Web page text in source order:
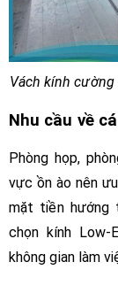
Vách kính
Nhu cầu về
Phòng họp,
vực ồn ào nên
mặt tiền hướng
chọn kính
không gian làm